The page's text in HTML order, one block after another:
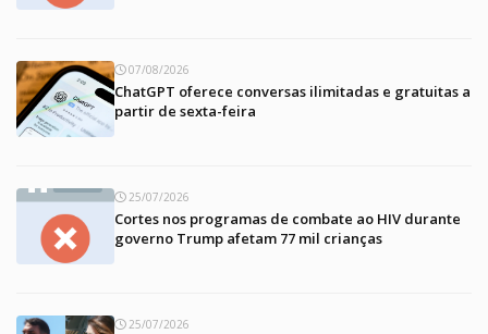
07/08/2026
ChatGPT oferece conversas ilimitadas e gratuitas a
partir de sexta-feira
25/07/2026
Cortes nos programas de combate ao HIV durante
governo Trump afetam 77 mil crianças
25/07/2026